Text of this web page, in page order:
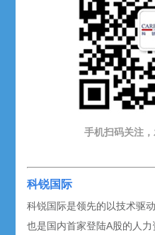
手机扫码关注
科锐国际
科锐国际是领先的以技术驱
也是国内首家登陆A股的人力